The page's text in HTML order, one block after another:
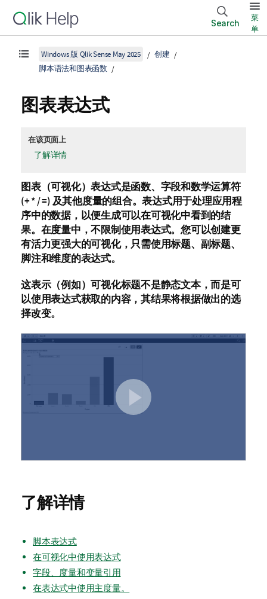
Search
菜
单
Windows 版 Qlik Sense May 2025
创建
脚本语法和图表函数
图表表达式
在该页面上
了解详情
图表（可视化）表达式是函数、字段和数学运算符
(+ * / =)及其他度量的组合。表达式用于处理应用程
序中的数据，以便生成可以在可视化中看到的结
果。在度量中，不限制使用表达式。您可以创建更
有活力更强大的可视化，只需使用标题、副标题、
脚注和维度的表达式。
这表示（例如）可视化标题不是静态文本，而是可
以使用表达式获取的内容，其结果将根据做出的选
择改变。
了解详情
脚本表达式
在可视化中使用表达式
字段、度量和变量引用
在表达式中使用主度量。